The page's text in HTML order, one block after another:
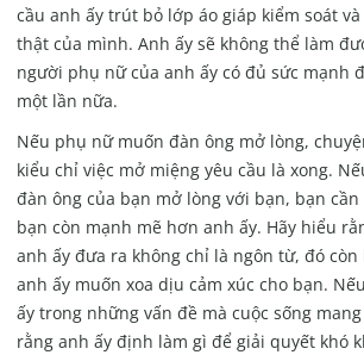
cầu anh ấy trút bỏ lớp áo giáp kiểm soát
thật của mình. Anh ấy sẽ không thể làm
người phụ nữ của anh ấy có đủ sức mạnh
một lần nữa.
Nếu phụ nữ muốn đàn ông mở lòng,
kiểu chỉ việc mở miệng yêu cầu là xong.
đàn ông của bạn mở lòng với bạn, bạn
bạn còn mạnh mẽ hơn anh ấy. Hãy hiểu
anh ấy đưa ra không chỉ là ngôn từ, đó
anh ấy muốn xoa dịu cảm xúc cho bạn.
ấy trong những vấn đề mà cuộc sống
rằng anh ấy định làm gì để giải quyết khó